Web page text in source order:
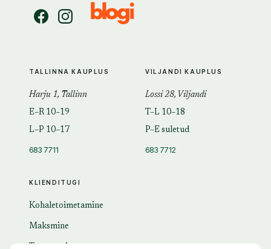
KLIENDITUGI
Kohaletoimetamine
Maksmine
TALLINNA KAUPLUS
Harju 1, Tallinn
E–R 10–19
L–P 10–17
683 7711
VILJANDI KAUPLUS
Lossi 28, Viljandi
T–L 10–18
P–E suletud
683 7712